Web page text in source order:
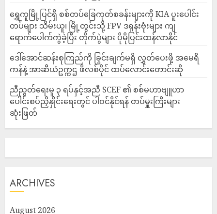
‎ရွှေကူမြို့ပြင်ရှိ စစ်တပ်ခြေကုတ်စခန်းများကို KIA ပူးပေါင်း
တပ်များ သိမ်းယူ၊ မြို့တွင်းသို့ FPV ဒရုန်းဗုံးများ ကျ
ရောက်ပေါက်ကွဲခဲ့ပြီး တိုက်ပွဲများ ပိုမိုပြင်းထန်လာနိုင်
ဒေါ်အောင်ဆန်းစုကြည်ကို ခြွင်းချက်မရှိ လွှတ်ပေးဖို့ အမေရိ
ကန်နဲ့ အာဆီယံဥက္ကဌ ဖိလစ်ပိုင် ထပ်လောင်းတောင်းဆို
ညီညွတ်ရေးမူ ၃ ရပ်နှင့်အညီ SCEF ၏ စစ်မဟာဗျူဟာ
ပေါင်းစပ်ညှိနှိုင်းရေးတွင် ပါဝင်နိုင်ရန် တပ်မှူးကြီးများ
ဆုံးဖြတ်
ARCHIVES
August 2026